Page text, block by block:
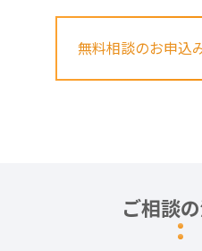
無料相談のお申込
ご相談